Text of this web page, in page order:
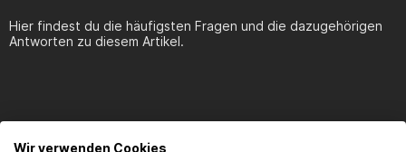
Hier findest du die häufigsten Fragen und die dazugehörigen
Antworten zu diesem Artikel.
Wir verwenden Cookies